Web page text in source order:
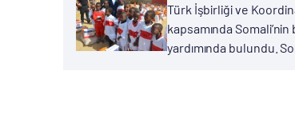
Türk İşbirliği ve
kapsamında
yardımında bulundu.